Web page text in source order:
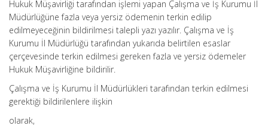
Hukuk Müşavirliği tarafından işlemi yapan Çalışma ve İş Kurumu İl
Müdürlüğüne fazla veya yersiz ödemenin terkin edilip
edilmeyeceğinin bildirilmesi talepli yazı yazılır. Çalışma ve İş
Kurumu İl Müdürlüğü tarafından yukarıda belirtilen esaslar
çerçevesinde terkin edilmesi gereken fazla ve yersiz ödemeler
Hukuk Müşavirliğine bildirilir.
Çalışma ve İş Kurumu İl Müdürlükleri tarafından terkin edilmesi
gerektiği bildirilenlere ilişkin
olarak,